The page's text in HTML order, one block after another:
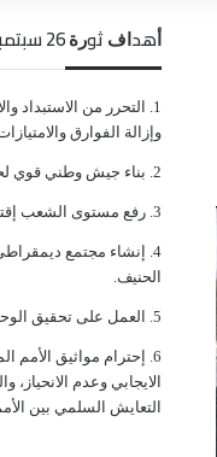
ﺃﻫﺪﺍﻑ ﺛﻮﺭﺓ 26 ﺳﺒﺘﻤﺒﺮ 1962 الخالدة
ﺍﻟﺘﺤﺮﺭ ﻣﻦ ﺍﻻﺳﺘﺒﺪﺍﺩ
ﻭﺇﺯﺍﻟﺔ ﺍﻟﻔﻮﺍﺭﻕ
ﺑﻨﺎﺀ ﺟﻴﺶ ﻭﻃﻨﻲ ﻗﻮﻱ
ﺭﻓﻊ ﻣﺴﺘﻮﻯ ﺍﻟﺸﻌﺐ
ﺇﻧﺸﺎﺀ ﻣﺠﺘﻤﻊ
ﺍﻟﺤﻨﻴﻒ.
ﺍﻟﻌﻤﻞ ﻋﻠﻰ ﺗﺤﻘﻴﻖ
ﺇﺣﺘﺮﺍﻡ ﻣﻮﺍﺛﻴﻖ الأﻣﻢ
ﺍﻻﻳﺠﺎﺑﻲ ﻭﻋﺪﻡ ﺍﻻﻧﺤﻴﺎﺯ،
ﺍﻟﺘﻌﺎﻳﺶ ﺍﻟﺴﻠﻤﻲ ﺑﻴﻦ